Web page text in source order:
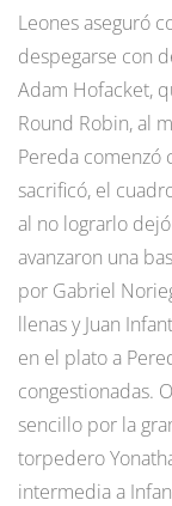
Leones aseguró
despegarse con
Adam Hofacket,
Round Robin, al
Pereda comenzó
sacrificó, el
al no lograrlo
avanzaron una
por Gabriel
llenas y Juan
en el plato a
congestionadas.
sencillo por la
torpedero
intermedia a